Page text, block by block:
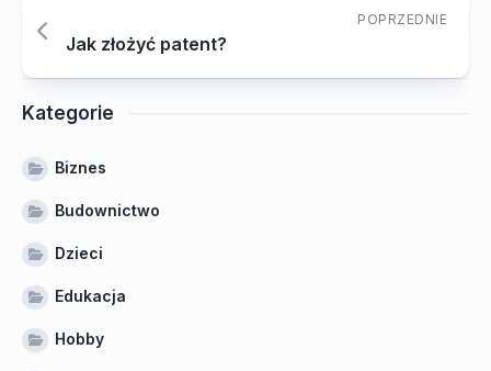
POPRZEDNIE
Jak złożyć patent?
Kategorie
Biznes
Budownictwo
Dzieci
Edukacja
Hobby